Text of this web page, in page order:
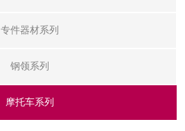
专件器材系列
钢领系列
摩托车系列